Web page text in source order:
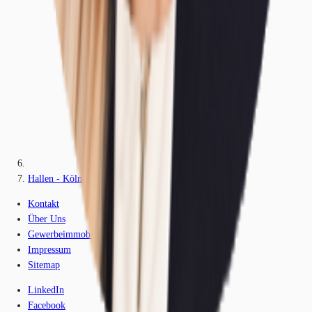
Hallen - Köln - K1839-1
Kontakt
Über Uns
Gewerbeimmobilien-Lexikon
Impressum
Sitemap
LinkedIn
Facebook